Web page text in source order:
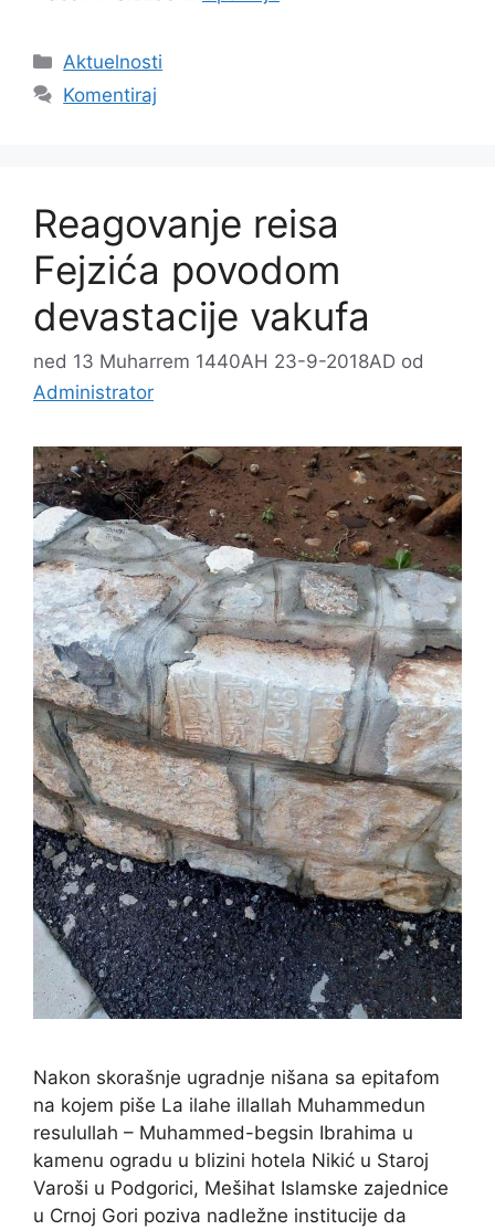
Kategorije
Aktuelnosti
Komentiraj
Reagovanje reisa
Fejzića povodom
devastacije vakufa
ned 13 Muharrem 1440AH 23-9-2018AD od
Administrator
Nakon skorašnje ugradnje nišana sa epitafom
na kojem piše La ilahe illallah Muhammedun
resulullah – Muhammed-begsin Ibrahima u
kamenu ogradu u blizini hotela Nikić u Staroj
Varoši u Podgorici, Mešihat Islamske zajednice
u Crnoj Gori poziva nadležne institucije da